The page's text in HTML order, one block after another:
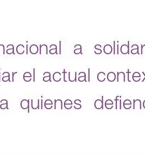
a
el actual
quienes